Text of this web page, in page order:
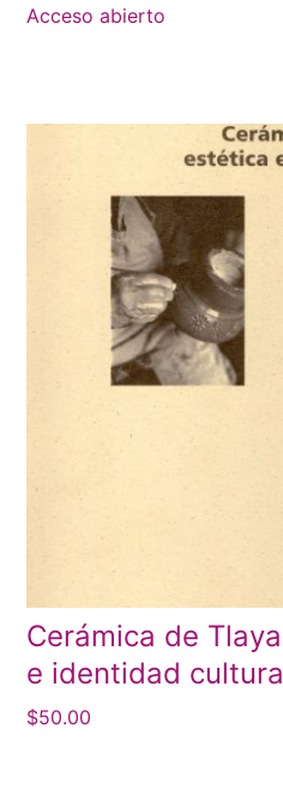
Acceso abierto
Cerámica de
e identidad
$50.00